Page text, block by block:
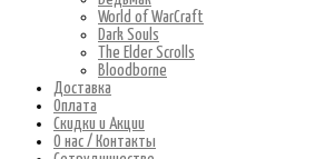
World of WarCraft
Dark Souls
The Elder Scrolls
Bloodborne
Доставка
Оплата
Скидки и Акции
О нас / Контакты